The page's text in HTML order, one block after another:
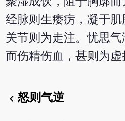
经脉则生痿疠，凝于
关节则为走注。忧思
而伤精伤血，甚则为虚
chevron_left怒则气逆